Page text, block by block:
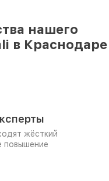
нашего
в Краснодаре
жёсткий
повышение